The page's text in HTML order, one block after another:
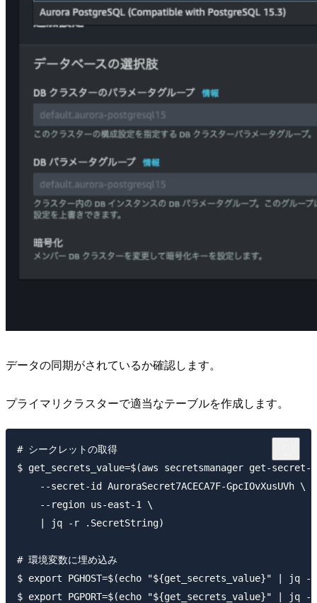
データの同期がされているか確認します。
プライマリクラスターで適当なテーブルを作成します。
# シークレットの取得
$ get_secrets_value=$(aws secretsmanager get-
    --secret-id AuroraSecret7ACECA7F-GpcIOvXusUVh \
    --region us-east-1 \
    | jq -r .SecretString)
# 環境変数に埋め込み
$ export PGHOST=$(echo "${get_secrets_value}" | jq
$ export PGPORT=$(echo "${get_secrets_value}" | jq